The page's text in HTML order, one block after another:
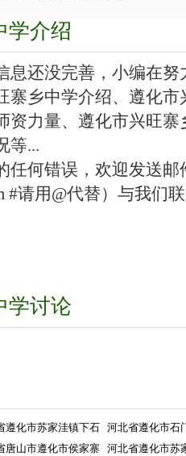
学介绍
息还没完善，小编在努
寨乡中学介绍、遵化
资力量、遵化市兴旺
等...
何错误，欢迎发送邮
#请用@代替）与我们
学讨论
遵化市苏家洼镇下石 河北省遵化市石
唐山市遵化市侯家寨
河北省遵化市苏